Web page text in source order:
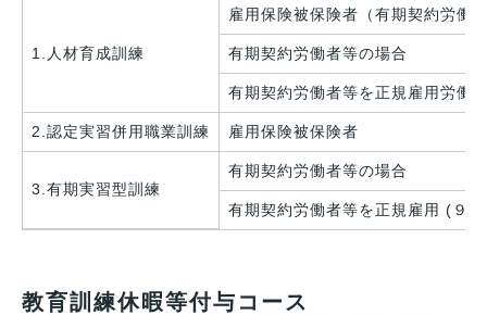
1.人材育成訓練
雇用保険被保険者（有期契約労働
有期契約労働者等の場合
有期契約労働者等を正規雇用労働
2.認定実習併用職業訓練 雇用保険被保険者
3.有期実習型訓練
有期契約労働者等の場合
有期契約労働者等を正規雇用 (９
教育訓練休暇等付与コース